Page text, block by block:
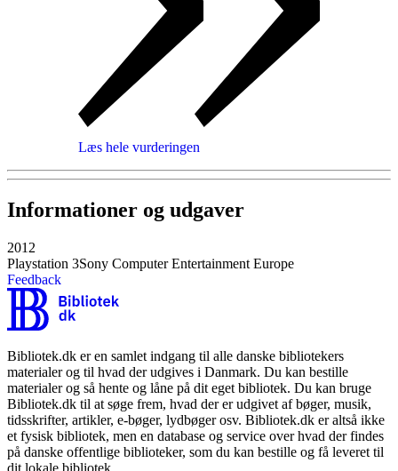
Læs hele vurderingen
Informationer og udgaver
2012
Playstation 3Sony Computer Entertainment Europe
Feedback
Bibliotek.dk er en samlet indgang til alle danske bibliotekers
materialer og til hvad der udgives i Danmark. Du kan bestille
materialer og så hente og låne på dit eget bibliotek. Du kan bruge
Bibliotek.dk til at søge frem, hvad der er udgivet af bøger, musik,
tidsskrifter, artikler, e-bøger, lydbøger osv. Bibliotek.dk er altså ikke
et fysisk bibliotek, men en database og service over hvad der findes
på danske offentlige biblioteker, som du kan bestille og få leveret til